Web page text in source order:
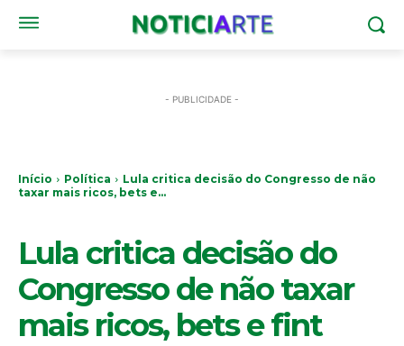
- PUBLICIDADE -
Início Política
Lula critica decisão do Congresso de não
taxar mais ricos, bets e...
Lula critica decisão do
Congresso de não taxar
mais ricos, bets e fint